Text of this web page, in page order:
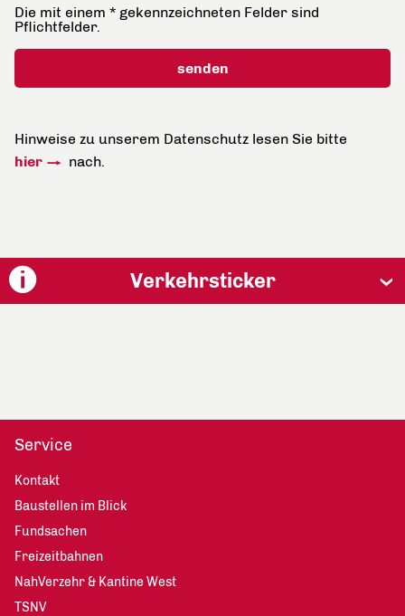
Die mit einem * gekennzeichneten Felder sind
Pflichtfelder.
Hinweise zu unserem Datenschutz lesen Sie bitte
hier
nach.
Verkehrsticker
Service
Kontakt
Baustellen im Blick
Fundsachen
Freizeitbahnen
NahVerzehr & Kantine West
TSNV